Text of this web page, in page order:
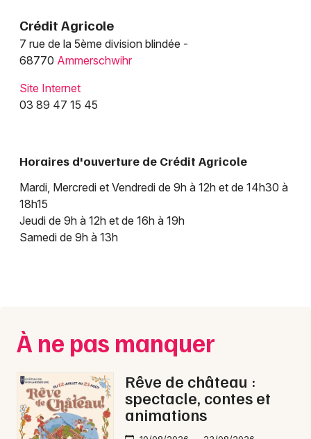
Expos
Sorties & loisirs
Banque et assurance dans le Haut-Rhin
Banque et assurance dans le Grand Est
Actus à Colmar
Magazine à Colmar
Actus tourisme & loisirs
Crédit Agricole
7 rue de la 5ème division blindée -
68770 Ammerschwihr
Site Internet
03 89 47 15 45
Horaires d'ouverture de Crédit Agricole
Mardi, Mercredi et Vendredi de 9h à 12h et de 14h30 à
18h15
Jeudi de 9h à 12h et de 16h à 19h
Samedi de 9h à 13h
À ne pas manquer
Rêve de château :
spectacle, contes et
animations